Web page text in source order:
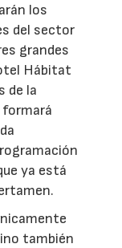
los
del sector
grandes
Hábitat
de la
formará
ya está
también